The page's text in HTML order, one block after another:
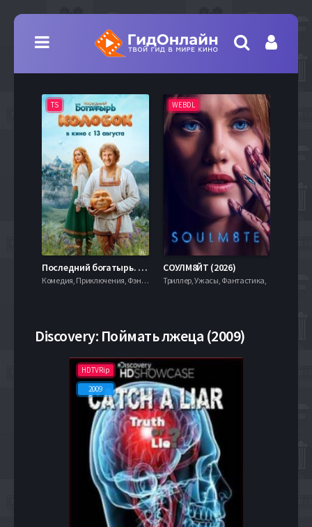
TS
Последний богатырь. Колобок (2026)
Комедия, Приключения, Фэнтези,
WEBDL
СОУЛМ8ЙТ (2026)
Триллер, Ужасы, Фантастика,
Discovery: Поймать лжеца (2009)
HDTVRip
2009